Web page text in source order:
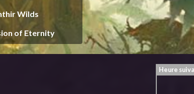
Wilds
of Eternity
Heure